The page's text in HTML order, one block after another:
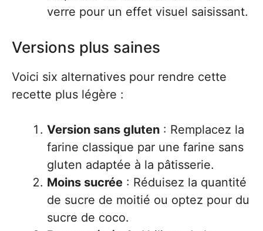
verre pour un effet visuel saisissant.
Versions plus saines
Voici six alternatives pour rendre cette
recette plus légère :
Version sans gluten : Remplacez la
farine classique par une farine sans
gluten adaptée à la pâtisserie.
Moins sucrée : Réduisez la quantité
de sucre de moitié ou optez pour du
sucre de coco.